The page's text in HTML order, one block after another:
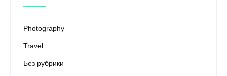
Photography
Travel
Без рубрики